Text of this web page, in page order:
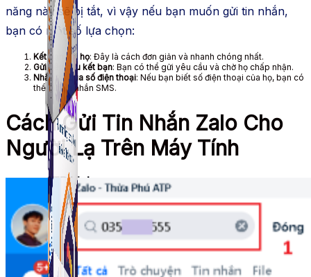
ATP Link
Tạo Bio Link nhanh chóng chỉ với vài click chuột
năng này sẽ bị tắt, vì vậy nếu bạn muốn gửi tin nhắn,
bạn có một số lựa chọn:
Kết bạn với họ: Đây là cách đơn giản và nhanh chóng nhất.
Gửi yêu cầu kết bạn: Bạn có thể gửi yêu cầu và chờ họ chấp nhận.
Nhắn tin qua số điện thoại: Nếu bạn biết số điện thoại của họ, bạn có
thể gửi tin nhắn SMS.
Cách Gửi Tin Nhắn Zalo Cho
Người Lạ Trên Máy Tính